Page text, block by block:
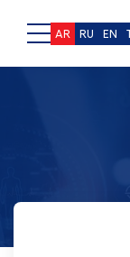
EN
RU
AR